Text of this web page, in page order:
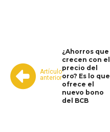
Artículo
anterior
¿Ahorros que
crecen con el
precio del
oro? Es lo que
ofrece el
nuevo bono
del BCB